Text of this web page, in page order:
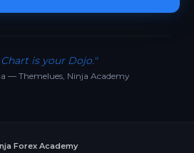
Chart is your Dojo."
— Themelues, Ninja Academy
Forex Academy